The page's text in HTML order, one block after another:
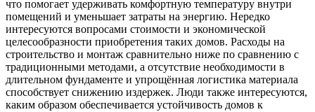
что помогает удерживать комфортную температуру внутри
помещений и уменьшает затраты на энергию. Нередко
интересуются вопросами стоимости и экономической
целесообразности приобретения таких домов. Расходы на
строительство и монтаж сравнительно ниже по сравнению с
традиционными методами, а отсутствие необходимости в
длительном фундаменте и упрощённая логистика материала
способствует снижению издержек. Люди также интересуются,
каким образом обеспечивается устойчивость домов к